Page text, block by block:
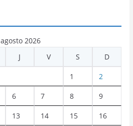
agosto 2026
J V S D
1 2
6 7 8 9
13 14 15 16